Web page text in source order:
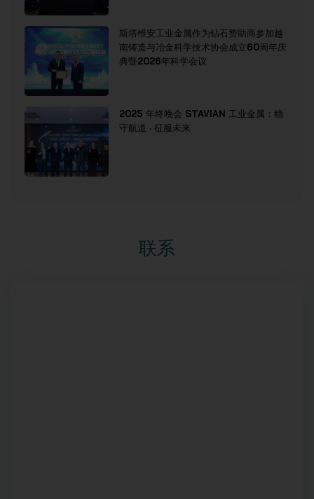
斯塔维安工业金属作为钻石赞助商参加越
南铸造与冶金科学技术协会成立60周年庆
典暨2026年科学会议
2025 年终晚会 STAVIAN 工业金属：稳
守航道 · 征服未来
联系